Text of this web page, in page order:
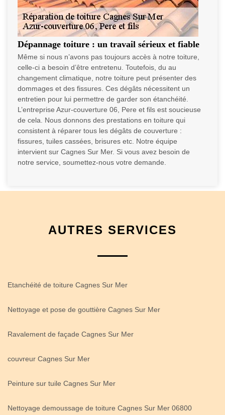
Dépannage toiture : un travail sérieux et fiable
Même si nous n’avons pas toujours accès à notre toiture,
celle-ci a besoin d’être entretenu. Toutefois, du au
changement climatique, notre toiture peut présenter des
dommages et des fissures. Ces dégâts nécessitent un
entretien pour lui permettre de garder son étanchéité.
L’entreprise Azur-couverture 06, Pere et fils est soucieuse
de cela. Nous donnons des prestations en toiture qui
consistent à réparer tous les dégâts de couverture :
fissures, tuiles cassées, brisures etc. Notre équipe
intervient sur Cagnes Sur Mer. Si vous avez besoin de
notre service, soumettez-nous votre demande.
AUTRES SERVICES
Etanchéité de toiture Cagnes Sur Mer
Nettoyage et pose de gouttière Cagnes Sur Mer
Ravalement de façade Cagnes Sur Mer
couvreur Cagnes Sur Mer
Peinture sur tuile Cagnes Sur Mer
Nettoyage demoussage de toiture Cagnes Sur Mer 06800